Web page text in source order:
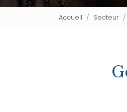
Accueil Secteur